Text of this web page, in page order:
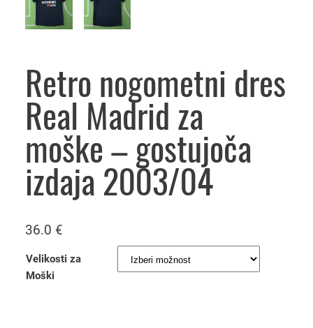
Retro nogometni dres
Real Madrid za
moške – gostujoča
izdaja 2003/04
36.0 €
Velikosti za
Moški